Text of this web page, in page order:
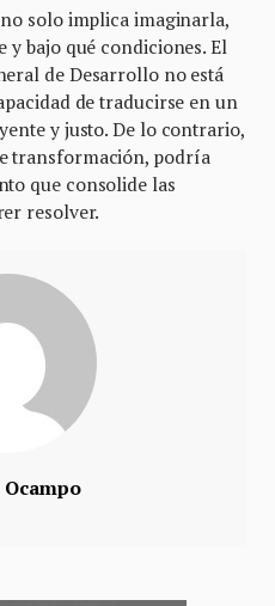
solo implica imaginarla,
y bajo qué condiciones. El
de Desarrollo no está
de traducirse en un
y justo. De lo contrario,
transformación, podría
que consolide las
resolver.